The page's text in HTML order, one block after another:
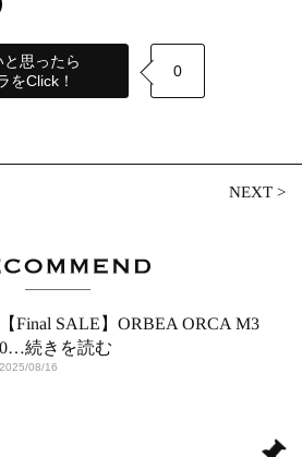
と思ったら
をClick！
0
NEXT>
【Final SALE】ORBEA ORCA M3
0…続きを読む
2025/08/16